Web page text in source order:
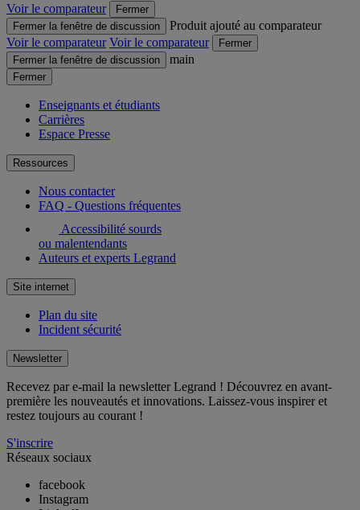
Voir le comparateur
Fermer
Fermer la fenêtre de discussion
Produit ajouté au comparateur
Voir le comparateur Voir le comparateur
Fermer
Fermer la fenêtre de discussion
main
Fermer
Enseignants et étudiants
Carrières
Espace Presse
Ressources
Nous contacter
FAQ - Questions fréquentes
Accessibilité sourds
ou malentendants
Auteurs et experts Legrand
Site internet
Plan du site
Incident sécurité
Newsletter
Recevez par e-mail la newsletter Legrand ! Découvrez en avant-
première les nouveautés et innovations. Laissez-vous inspirer et
restez toujours au courant !
S'inscrire
Réseaux sociaux
facebook
Instagram